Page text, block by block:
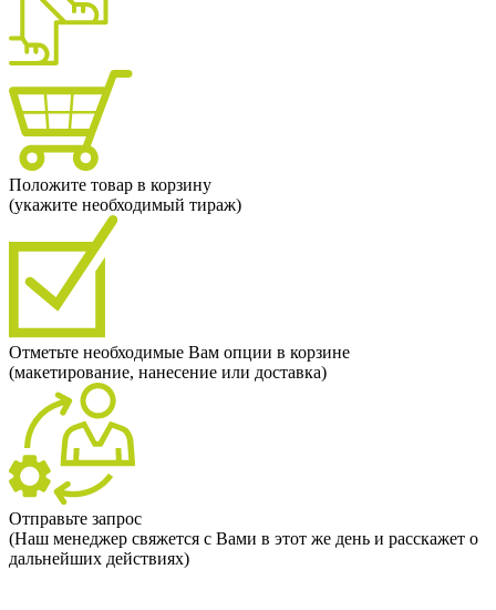
Положите товар в корзину
(укажите необходимый тираж)
Отметьте необходимые Вам опции в корзине
(макетирование, нанесение или доставка)
Отправьте запрос
(Наш менеджер свяжется с Вами в этот же день и расскажет о
дальнейших действиях)